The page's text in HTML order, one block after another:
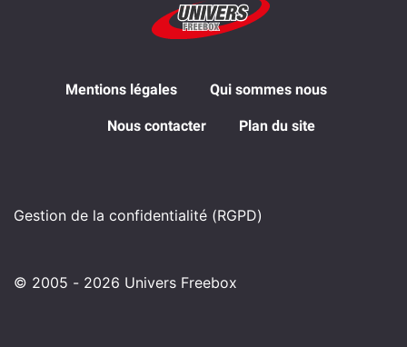
Mentions légales Qui sommes nous
Nous contacter Plan du site
Gestion de la confidentialité (RGPD)
© 2005 - 2026 Univers Freebox